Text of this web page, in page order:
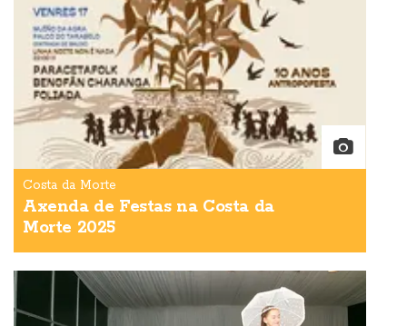
Costa da Morte
Axenda de Festas na Costa da
Morte 2025